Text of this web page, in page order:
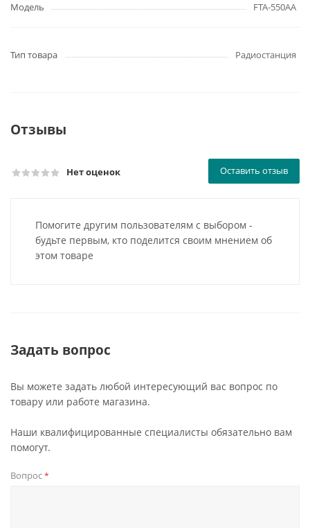
Модель FTA-550AA
Тип товара Радиостанция
Отзывы
Нет оценок Оставить отзыв
Помогите другим пользователям с выбором -
будьте первым, кто поделится своим мнением об
этом товаре
Задать вопрос
Вы можете задать любой интересующий вас вопрос по
товару или работе магазина.
Наши квалифицированные специалисты обязательно вам
помогут.
Вопрос*